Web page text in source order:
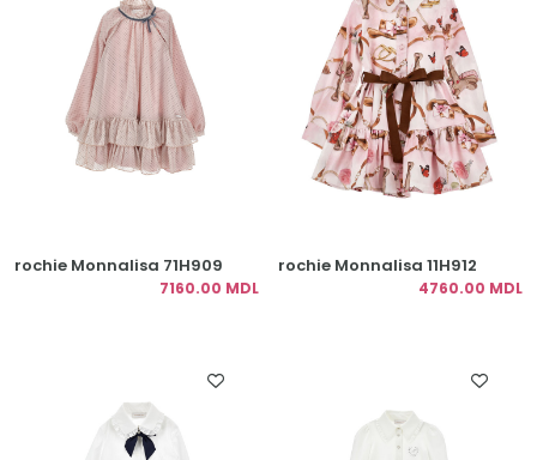
rochie Monnalisa 71H909
7160.00 MDL
rochie Monnalisa 11H912
4760.00 MDL